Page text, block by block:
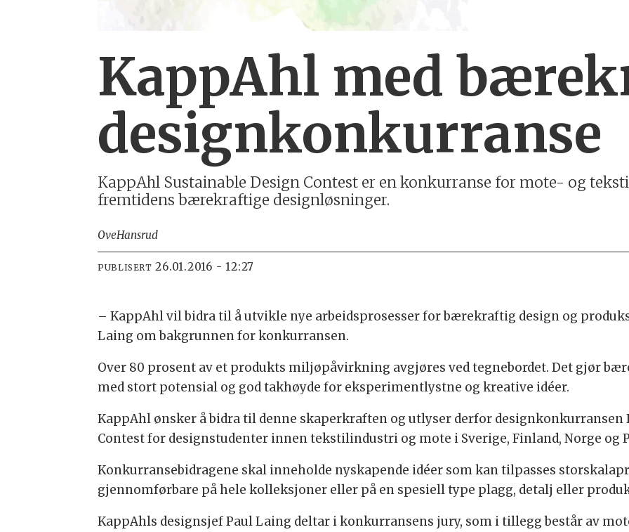
KappAhl med
designkonkurranse
KappAhl Sustainable Design Contest er en konkurranse for mote- og
fremtidens bærekraftige designløsninger.
OveHansrud
PUBLISERT 26.01.2016 - 12:27
– KappAhl vil bidra til å utvikle nye arbeidsprosesser for bærekraftig design og
Laing om bakgrunnen for konkurransen.
Over 80 prosent av et produkts miljøpåvirkning avgjøres ved tegnebordet. Det gjør
med stort potensial og god takhøyde for eksperimentlystne og kreative idéer.
KappAhl ønsker å bidra til denne skaperkraften og utlyser derfor design­konkurransen
Contest for designstudenter innen tekstilindustri og mote i Sverige, Finland, Norge og
Konkurransebidragene skal inneholde nyskapende idéer som kan tilpasses
gjennomførbare på hele kolleksjoner eller på en spesiell type plagg, detalj eller
KappAhls designsjef Paul Laing deltar i konkurransens jury, som i tillegg består av